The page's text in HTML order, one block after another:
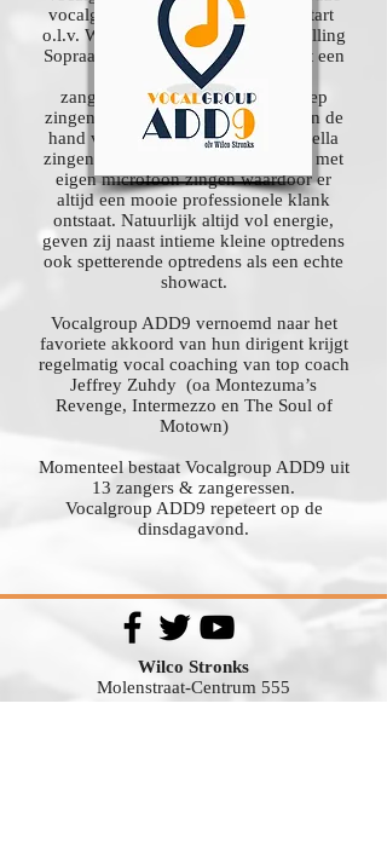
vocalgroup in september 2018 gestart
o.l.v. Wilco Stronks. In de samenstelling
Sopraan, Mezzo, Alt en Bariton met een
maximale bezetting van 4
zangers/zangeressen per stemgroep
zingen zij pittige arrangementen van de
hand van hun dirigent. Naast a capella
zingen, kunnen ze ook allen samen met
eigen microfoon zingen waardoor er
altijd een mooie professionele klank
ontstaat. Natuurlijk altijd vol energie,
geven zij naast intieme kleine optredens
ook spetterende optredens als een echte
showact.
Vocalgroup ADD9 vernoemd naar het
favoriete akkoord van hun dirigent krijgt
regelmatig vocal coaching van top coach
Jeffrey Zuhdy (oa Montezuma’s
Revenge, Intermezzo en The Soul of
Motown)
Momenteel bestaat Vocalgroup ADD9 uit
13 zangers & zangeressen.
Vocalgroup ADD9 repeteert op de
dinsdagavond.
Wilco Stronks
Molenstraat-Centrum 555
7311 XM Apeldoorn